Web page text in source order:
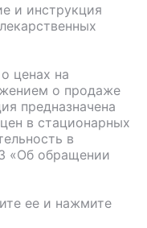
и инструкция
ценах на
о продаже
предназначена
в стационарных
в
«Об обращении
ее и нажмите